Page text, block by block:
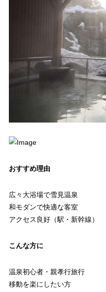
おすすめ理由
広々大浴場で雪見温泉
和モダンで快適な客室
アクセス良好（駅・新幹線）
こんな方に
温泉初心者・親孝行旅行
移動を楽にしたい方